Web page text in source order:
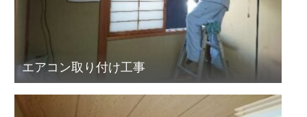
エアコン取り付け工事